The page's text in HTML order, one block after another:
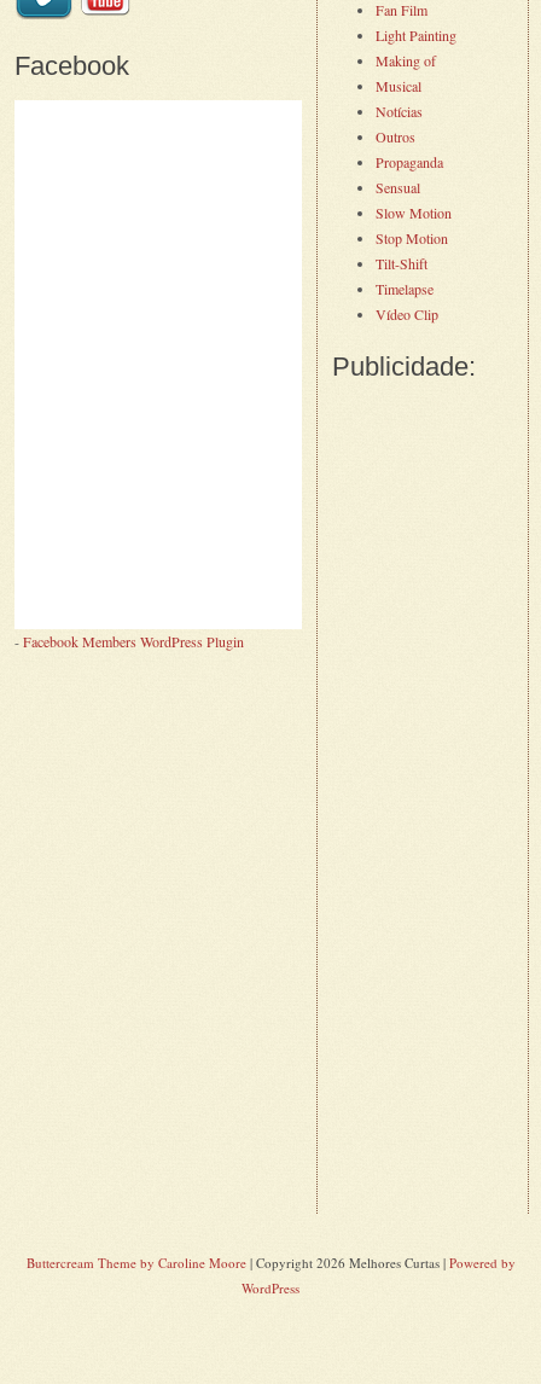
Facebook
-Facebook Members WordPress Plugin
Fan Film
Light Painting
Making of
Musical
Notícias
Outros
Propaganda
Sensual
Slow Motion
Stop Motion
Tilt-Shift
Timelapse
Vídeo Clip
Publicidade:
Buttercream Theme by Caroline Moore| Copyright 2026 Melhores Curtas | Powered by
WordPress